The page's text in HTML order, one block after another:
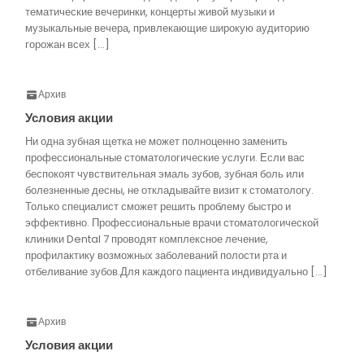
тематические вечеринки, концерты живой музыки и
музыкальные вечера, привлекающие широкую аудиторию
горожан всех […]
Архив
Условия акции
Ни одна зубная щетка не может полноценно заменить
профессиональные стоматологические услуги. Если вас
беспокоят чувствительная эмаль зубов, зубная боль или
болезненные десны, не откладывайте визит к стоматологу.
Только специалист сможет решить проблему быстро и
эффективно. Профессиональные врачи стоматологической
клиники Dental 7 проводят комплексное лечение,
профилактику возможных заболеваний полости рта и
отбеливание зубов.Для каждого пациента индивидуально […]
Архив
Условия акции